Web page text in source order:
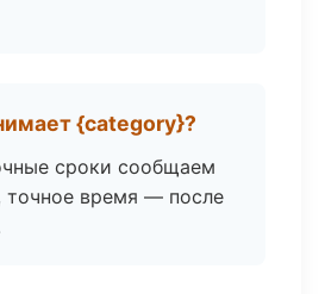
{category}?
сроки сообщаем
точное время — после